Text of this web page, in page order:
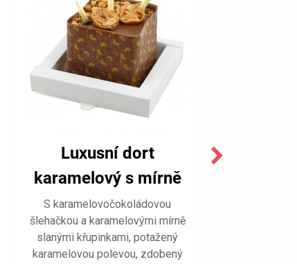
Luxusní dort
karamelový s mírně
slanými křupinkami
mini
S karamelovočokoládovou
šlehačkou a karamelovými mírně
slanými křupinkami, potažený
karamelovou polevou, zdobený
Royal